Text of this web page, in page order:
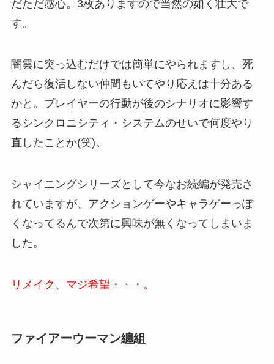
だただ感心。3枚ありますので当然の如く壮大で
す。
闇雲に突っ込むだけでは簡単にやられますし、死
んだら復活しない仲間もいてやり応えは十分ある
かと。プレイヤーの行動が後のシナリオに影響す
るシンクロニシティ・システムのせいで何度やり
直したことか(笑)。
シャイニングシリーズとして今なお続編が発売さ
れていますが、アクションゲーやキャラゲーっぽ
くなってるんで次第に興味が無くなってしまいま
した。
リメイク、マジ希望・・・。
ファイアーウーマン纏組